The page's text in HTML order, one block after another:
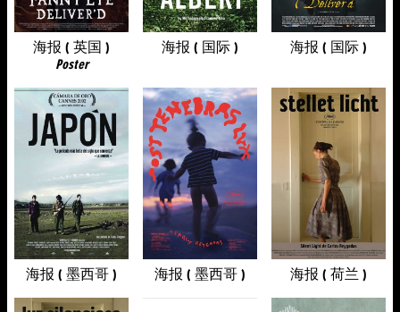
海报 ( 英国 )
Poster
海报 ( 国际 ) 海报 ( 国际 )
海报 ( 墨西哥 ) 海报 ( 墨西哥 ) 海报 ( 荷兰 )